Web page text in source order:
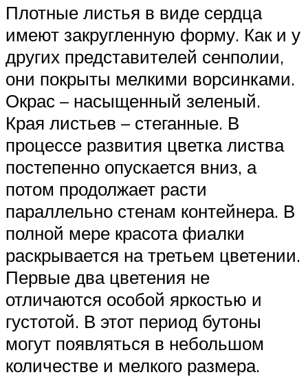
Плотные листья в виде сердца
имеют закругленную форму. Как и у
других представителей сенполии,
они покрыты мелкими ворсинками.
Окрас – насыщенный зеленый.
Края листьев – стеганные. В
процессе развития цветка листва
постепенно опускается вниз, а
потом продолжает расти
параллельно стенам контейнера. В
полной мере красота фиалки
раскрывается на третьем цветении.
Первые два цветения не
отличаются особой яркостью и
густотой. В этот период бутоны
могут появляться в небольшом
количестве и мелкого размера.